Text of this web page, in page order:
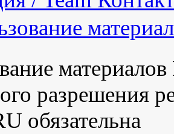
разрешения
обязательна